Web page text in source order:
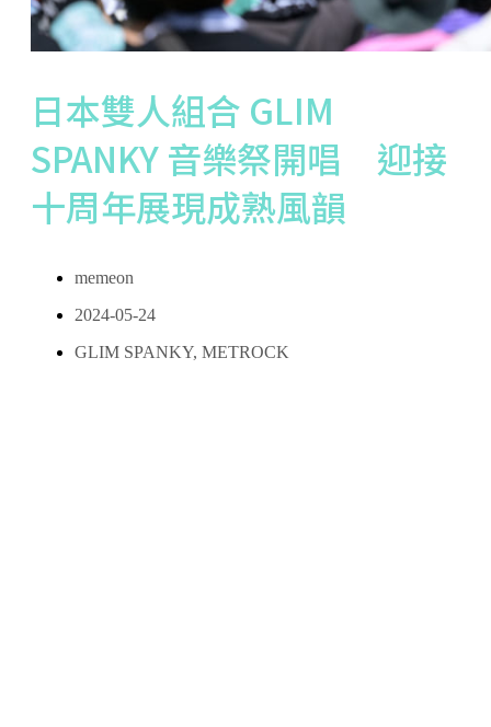
日本雙人組合 GLIM
SPANKY 音樂祭開唱 迎接
十周年展現成熟風韻
memeon
2024-05-24
GLIM SPANKY, METROCK